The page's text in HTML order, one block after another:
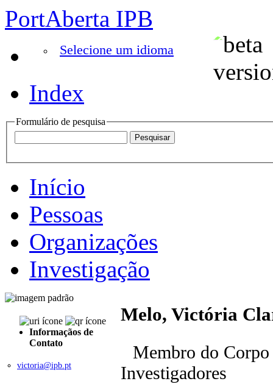
PortAberta IPB
Selecione um idioma
Index
Formulário de pesquisa
Início
Pessoas
Organizações
Investigação
Informaçãos de
Contato
victoria@ipb.pt
Melo, Victória
Membro do Corpo
Investigadores